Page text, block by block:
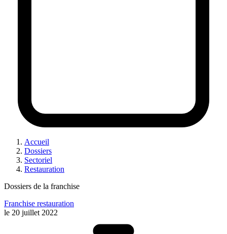
Accueil
Dossiers
Sectoriel
Restauration
Dossiers de la franchise
Franchise restauration
le 20 juillet 2022